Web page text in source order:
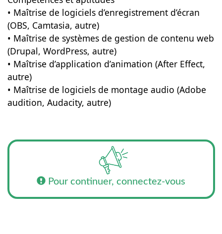
• Maîtrise de logiciels d’enregistrement d’écran
(OBS, Camtasia, autre)
• Maîtrise de systèmes de gestion de contenu web
(Drupal, WordPress, autre)
• Maîtrise d’application d’animation (After Effect,
autre)
• Maîtrise de logiciels de montage audio (Adobe
audition, Audacity, autre)
Pour continuer, connectez-vous